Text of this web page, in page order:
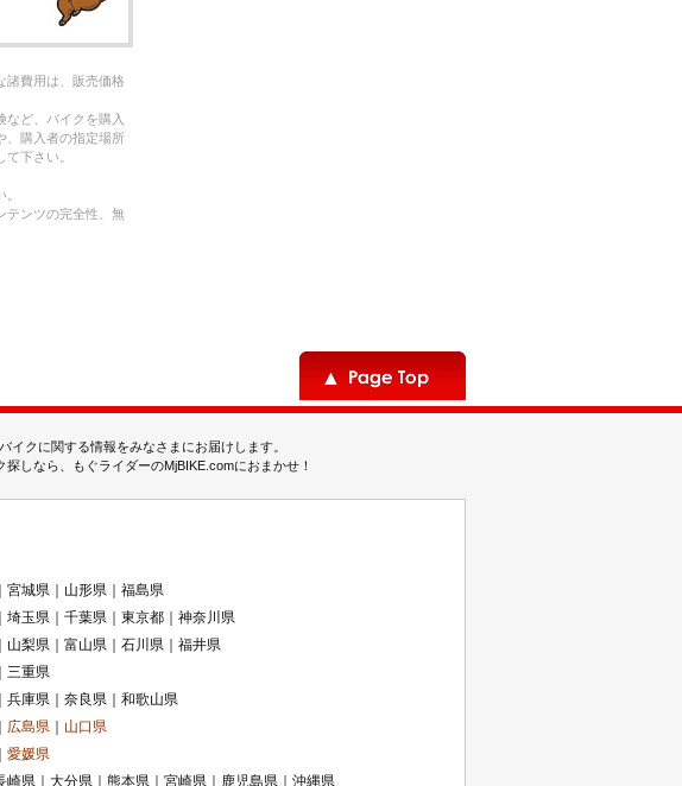
諸費用は、販売価格
ど、バイクを購入
、購入者の指定場所
下さい。
テンツの完全性、無
クに関する情報をみなさまにお届けします。
しなら、もぐライダーのMjBIKE.comにおまかせ！
宮城県｜山形県｜福島県
埼玉県｜千葉県｜東京都｜神奈川県
山梨県｜富山県｜石川県｜福井県
三重県
兵庫県｜奈良県｜和歌山県
広島県
山口県
愛媛県
崎県｜大分県｜熊本県｜宮崎県｜鹿児島県｜沖縄県